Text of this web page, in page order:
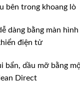
bên trong khoang lò
dàng bằng màn
điện tử
bẩn, dầu mỡ bằng
Direct